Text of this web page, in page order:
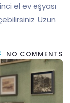
el ev eşyası
Uzun
NO COMMENTS